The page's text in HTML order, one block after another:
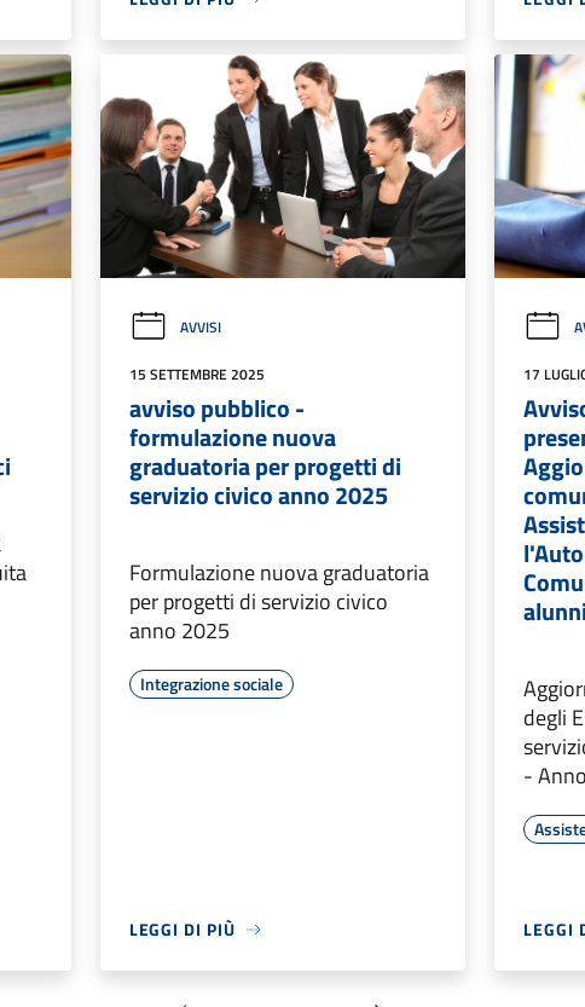
AVVISI
15 SETTEMBRE 2025
avviso pubblico -
formulazione nuova
graduatoria per progetti di
servizio civico anno 2025
Formulazione nuova graduatoria
per progetti di servizio civico
anno 2025
Integrazione sociale
LEGGI DI PIÙ
17
degli
-
LEGGI